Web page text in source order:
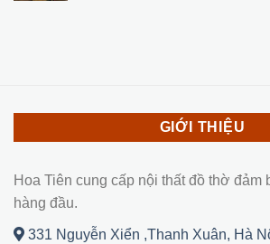
GIỚI THIỆU
Hoa Tiên cung cấp nội thất đồ thờ đảm
hàng đầu.
331 Nguyễn Xiển ,Thanh Xuân, Hà